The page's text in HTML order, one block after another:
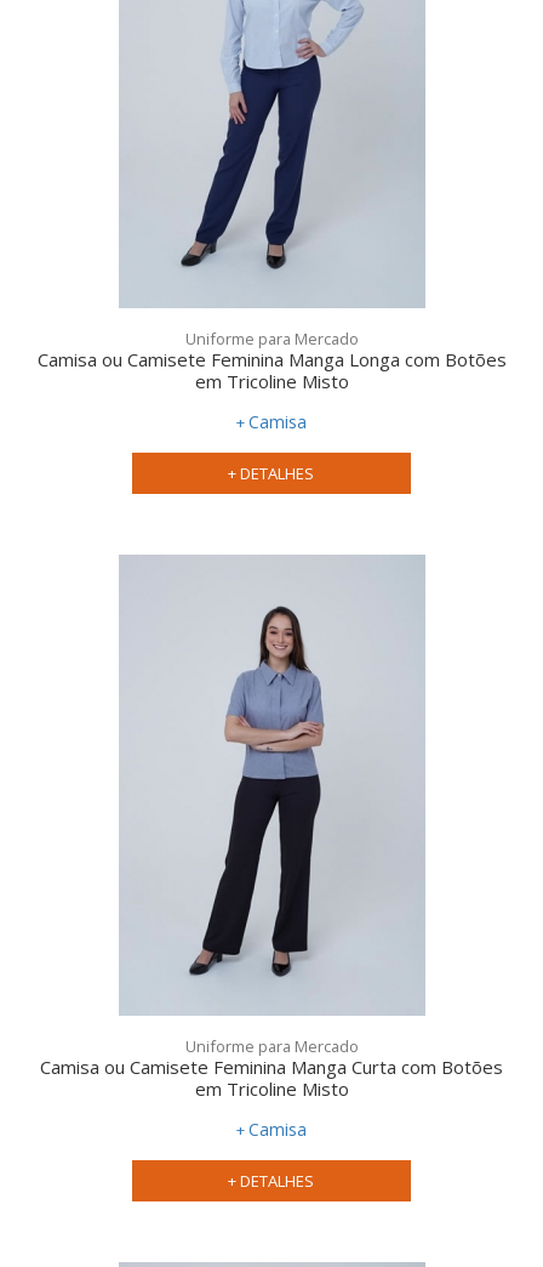
Uniforme para Mercado
Camisa ou Camisete Feminina Manga Longa com Botões
em Tricoline Misto
Camisa
+ DETALHES
Uniforme para Mercado
Camisa ou Camisete Feminina Manga Curta com Botões
em Tricoline Misto
Camisa
+ DETALHES